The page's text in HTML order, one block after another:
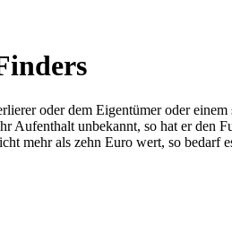
oder dem Eigentümer oder
Aufenthalt unbekannt, so hat er
mehr als zehn Euro wert, so bedarf